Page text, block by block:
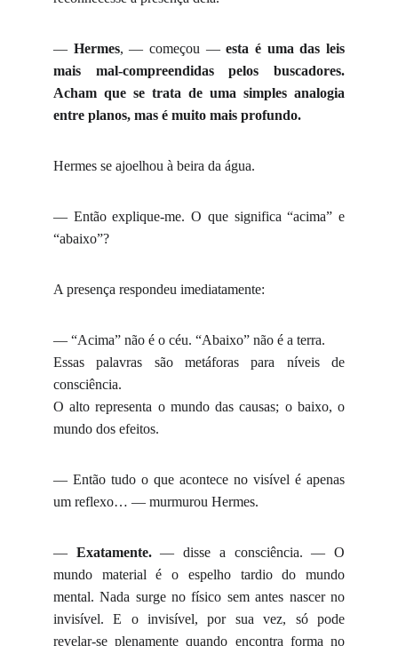
— Hermes, — começou —esta é uma das leis
mais mal-compreendidas pelos buscadores.
Acham que se trata de uma simples analogia
entre planos, mas é muito mais profundo.
Hermes se ajoelhou à beira da água.
— Então explique-me. O que significa “acima” e
“abaixo”?
A presença respondeu imediatamente:
— “Acima” não é o céu. “Abaixo” não é a terra.
Essas palavras são metáforas para níveis de
consciência.
O alto representa o mundo das causas; o baixo, o
mundo dos efeitos.
— Então tudo o que acontece no visível é apenas
um reflexo… — murmurou Hermes.
— Exatamente.— disse a consciência. — O
mundo material é o espelho tardio do mundo
mental. Nada surge no físico sem antes nascer no
invisível. E o invisível, por sua vez, só pode
revelar-se plenamente quando encontra forma no